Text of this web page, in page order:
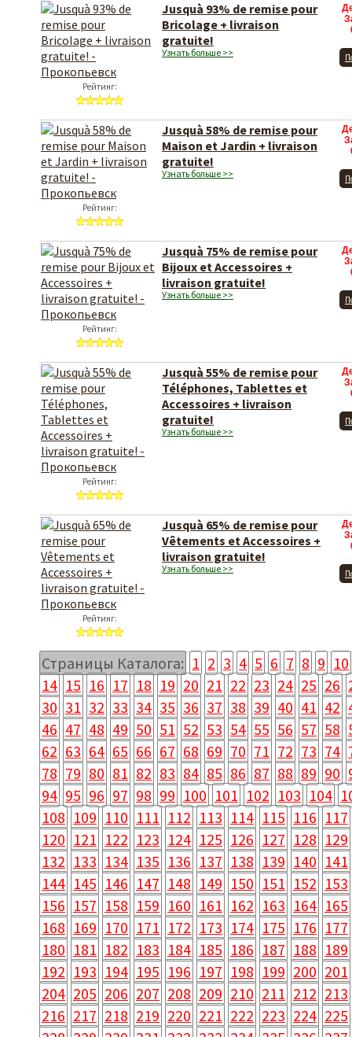
Рейтинг:
Jusquà 93% de remise pour
Bricolage + livraison
gratuite!
Узнать больше >>
Рейтинг:
Jusquà 58% de remise pour
Maison et Jardin + livraison
gratuite!
Узнать больше >>
Рейтинг:
Jusquà 75% de remise pour
Bijoux et Accessoires +
livraison gratuite!
Узнать больше >>
Рейтинг:
Jusquà 55% de remise pour
Téléphones, Tablettes et
Accessoires + livraison
gratuite!
Узнать больше >>
Рейтинг:
Jusquà 65% de remise pour
Vêtements et Accessoires +
livraison gratuite!
Узнать больше >>
Страницы Каталога: 1 2 3 4 5 6 7 8 9 10
14 15 16 17 18 19 20 21 22 23 24 25 26
30 31 32 33 34 35 36 37 38 39 40 41 42
46 47 48 49 50 51 52 53 54 55 56 57 58
62 63 64 65 66 67 68 69 70 71 72 73 74
78 79 80 81 82 83 84 85 86 87 88 89 90
94 95 96 97 98 99 100 101 102 103 104
108 109 110 111 112 113 114 115 116 117
120 121 122 123 124 125 126 127 128 129
132 133 134 135 136 137 138 139 140 141
144 145 146 147 148 149 150 151 152 153
156 157 158 159 160 161 162 163 164 165
168 169 170 171 172 173 174 175 176 177
180 181 182 183 184 185 186 187 188 189
192 193 194 195 196 197 198 199 200 201
204 205 206 207 208 209 210 211 212 213
216 217 218 219 220 221 222 223 224 225